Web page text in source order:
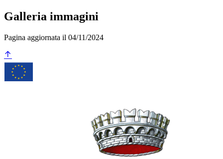
Galleria immagini
Pagina aggiornata il 04/11/2024